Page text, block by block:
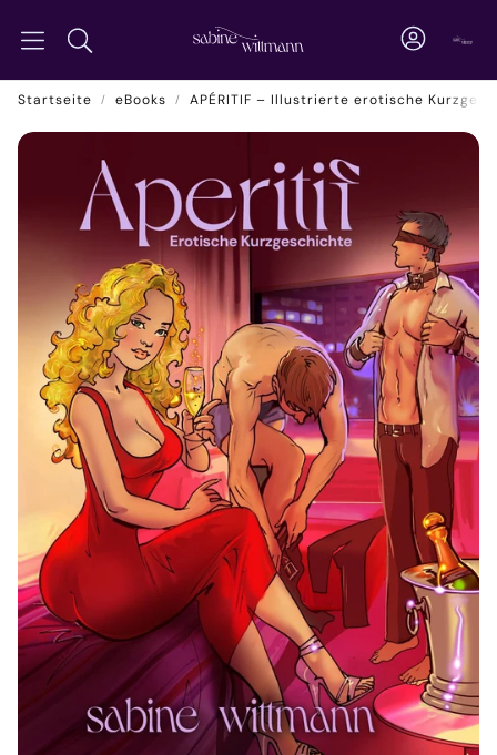
Suche
Konto
Startseite eBooks APÉRITIF – Illustrierte erotische